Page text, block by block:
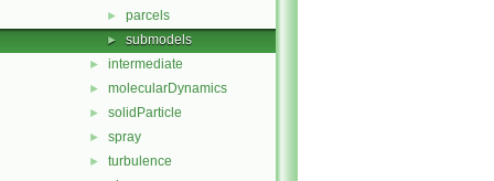
► parcels
► submodels
► intermediate
► molecularDynamics
► solidParticle
► spray
► turbulence